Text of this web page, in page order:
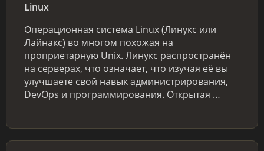
Linux
Операционная система Linux (Линукс или
Лайнакс) во многом похожая на
проприетарную Unix. Линукс распространён
на серверах, что означает, что изучая её вы
улучшаете свой навык администрирования,
DevOps и программирования. Открытая …